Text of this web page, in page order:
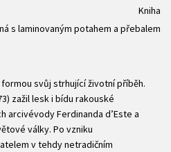
Kniha
s laminovaným potahem a přebalem
svůj strhující životní příběh.
zažil lesk i bídu rakouské
arcivévody Ferdinanda d’Este a
války. Po vzniku
v tehdy netradičním